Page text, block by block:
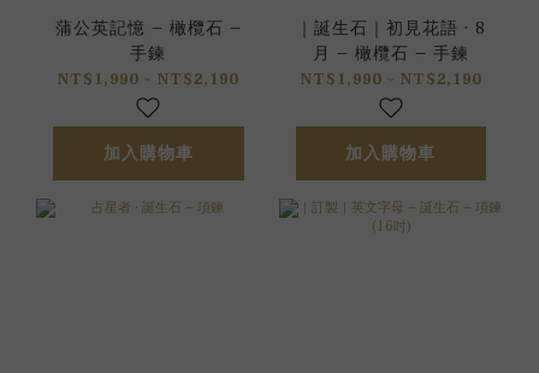
蒲公英記憶 – 橄欖石 –
手鍊
NT$1,990 ~ NT$2,190
加入購物車
｜誕生石｜初見花語 · 8
月 – 橄欖石 – 手鍊
NT$1,990 ~ NT$2,190
加入購物車